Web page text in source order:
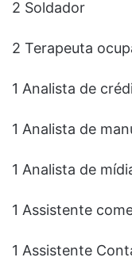
2 Soldador
2 Terapeuta
1 Analista de
1 Analista de
1 Analista de
1 Assistente
1 Assistente